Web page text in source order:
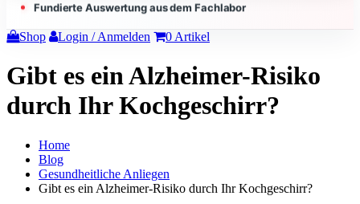
Fundierte Auswertung aus dem Fachlabor
Shop Login / Anmelden 0 Artikel
Gibt es ein Alzheimer-Risiko
durch Ihr Kochgeschirr?
Home
Blog
Gesundheitliche Anliegen
Gibt es ein Alzheimer-Risiko durch Ihr Kochgeschirr?